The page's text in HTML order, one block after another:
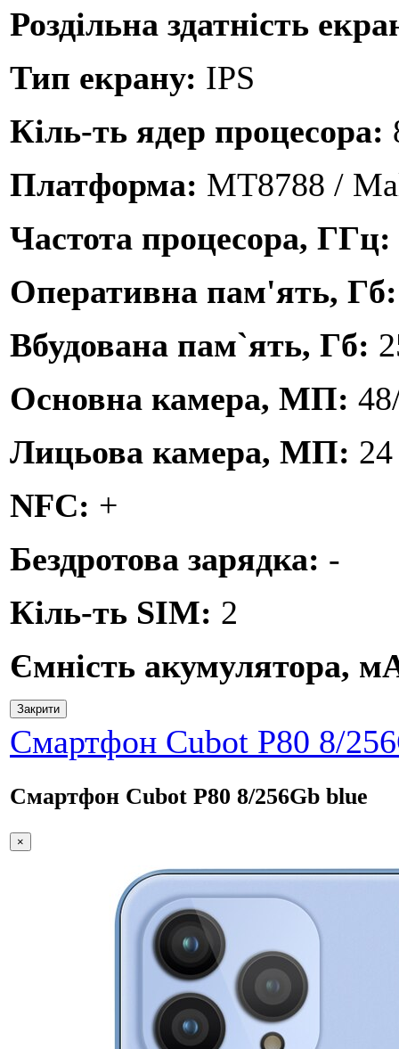
Роздільна здатність
Тип екрану: IPS
Кіль-ть ядер процесора:
Платформа: MT8788 /
Частота процесора, ГГц:
Оперативна пам'ять,
Вбудована пам`ять, Гб:
Основна камера, МП:
Лицьова камера, МП: 24
NFC: +
Бездротова зарядка: -
Кіль-ть SIM: 2
Ємність акумулятора,
Закрити
Смартфон Cubot P80 8/
Смартфон Cubot P80 8/256Gb blue
×